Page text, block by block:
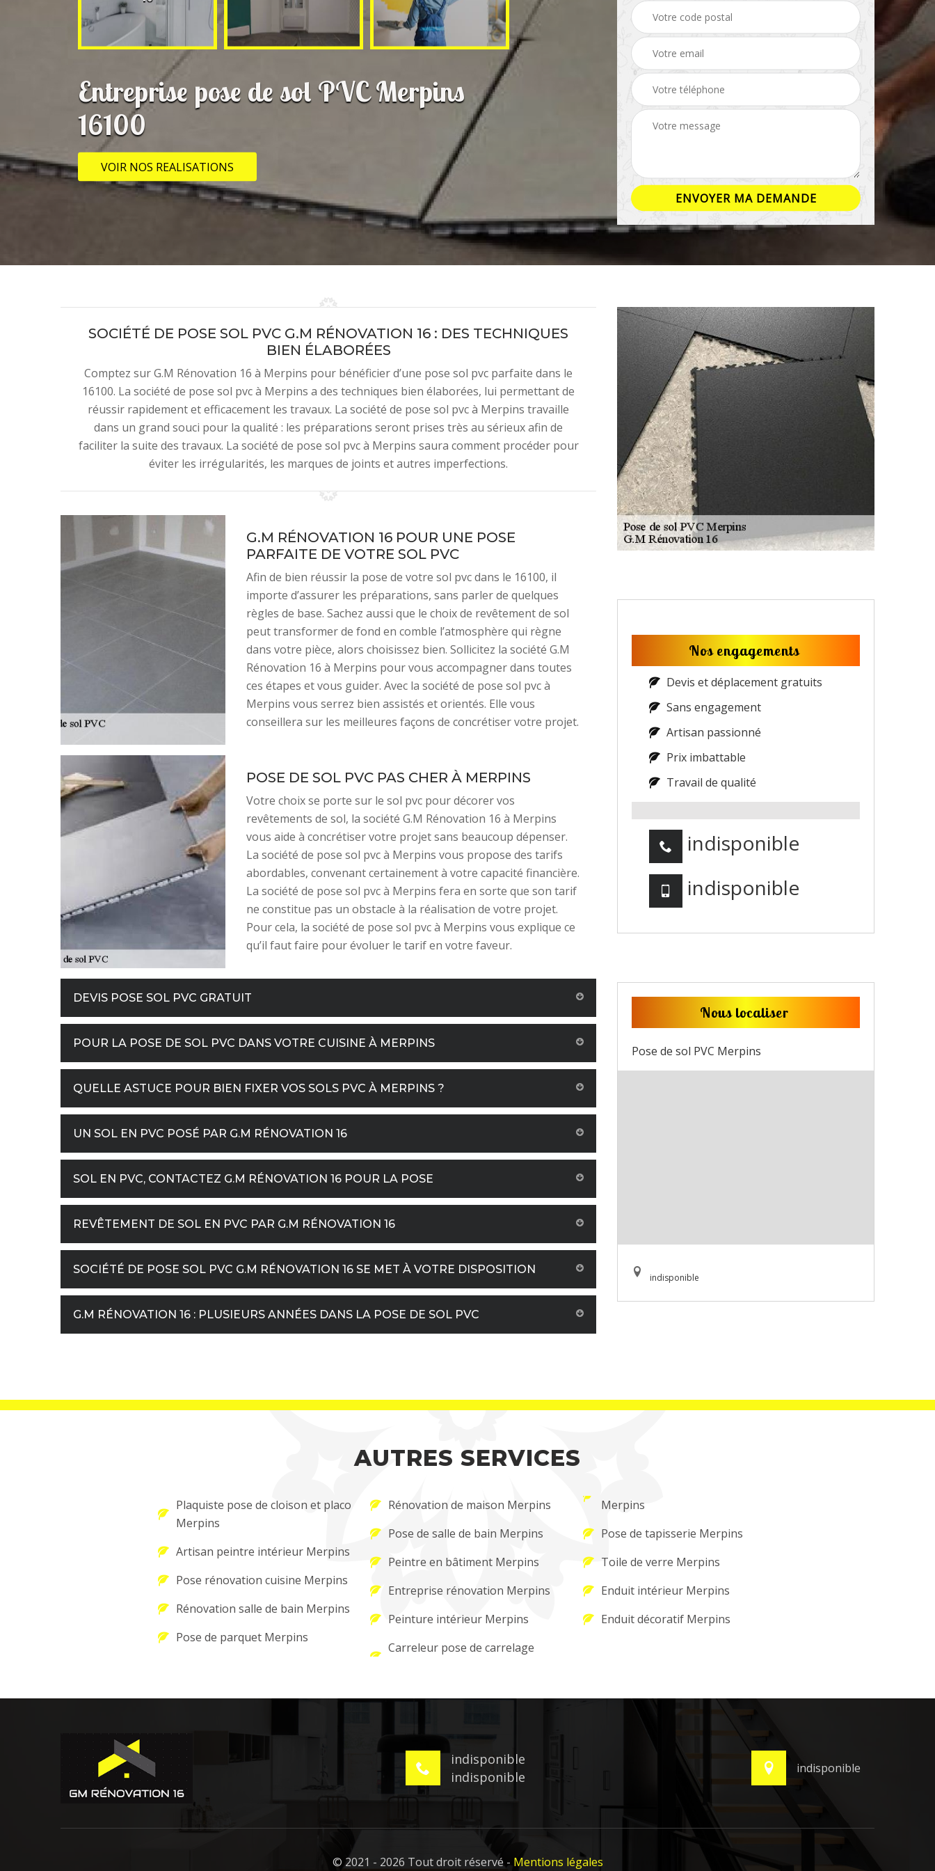
Entreprise pose de sol PVC Merpins
16100
VOIR NOS REALISATIONS
SOCIÉTÉ DE POSE SOL PVC G.M RÉNOVATION 16 : DES TECHNIQUES
BIEN ÉLABORÉES
Comptez sur G.M Rénovation 16 à Merpins pour bénéficier d’une pose sol pvc parfaite dans le
16100. La société de pose sol pvc à Merpins a des techniques bien élaborées, lui permettant de
réussir rapidement et efficacement les travaux. La société de pose sol pvc à Merpins travaille
dans un grand souci pour la qualité : les préparations seront prises très au sérieux afin de
faciliter la suite des travaux. La société de pose sol pvc à Merpins saura comment procéder pour
éviter les irrégularités, les marques de joints et autres imperfections.
G.M RÉNOVATION 16 POUR UNE POSE
PARFAITE DE VOTRE SOL PVC
Afin de bien réussir la pose de votre sol pvc dans le 16100, il
importe d’assurer les préparations, sans parler de quelques
règles de base. Sachez aussi que le choix de revêtement de sol
peut transformer de fond en comble l’atmosphère qui règne
dans votre pièce, alors choisissez bien. Sollicitez la société G.M
Rénovation 16 à Merpins pour vous accompagner dans toutes
ces étapes et vous guider. Avec la société de pose sol pvc à
Merpins vous serrez bien assistés et orientés. Elle vous
conseillera sur les meilleures façons de concrétiser votre projet.
POSE DE SOL PVC PAS CHER À MERPINS
Votre choix se porte sur le sol pvc pour décorer vos
revêtements de sol, la société G.M Rénovation 16 à Merpins
vous aide à concrétiser votre projet sans beaucoup dépenser.
La société de pose sol pvc à Merpins vous propose des tarifs
abordables, convenant certainement à votre capacité financière.
La société de pose sol pvc à Merpins fera en sorte que son tarif
ne constitue pas un obstacle à la réalisation de votre projet.
Pour cela, la société de pose sol pvc à Merpins vous explique ce
qu’il faut faire pour évoluer le tarif en votre faveur.
DEVIS POSE SOL PVC GRATUIT
POUR LA POSE DE SOL PVC DANS VOTRE CUISINE À MERPINS
QUELLE ASTUCE POUR BIEN FIXER VOS SOLS PVC À MERPINS ?
UN SOL EN PVC POSÉ PAR G.M RÉNOVATION 16
SOL EN PVC, CONTACTEZ G.M RÉNOVATION 16 POUR LA POSE
REVÊTEMENT DE SOL EN PVC PAR G.M RÉNOVATION 16
SOCIÉTÉ DE POSE SOL PVC G.M RÉNOVATION 16 SE MET À VOTRE DISPOSITION
G.M RÉNOVATION 16 : PLUSIEURS ANNÉES DANS LA POSE DE SOL PVC
Nos engagements
Devis et déplacement gratuits
Sans engagement
Artisan passionné
Prix imbattable
Travail de qualité
indisponible
indisponible
Nous localiser
Pose de sol PVC Merpins
indisponible
AUTRES SERVICES
Plaquiste pose de cloison et placo
Merpins
Artisan peintre intérieur Merpins
Pose rénovation cuisine Merpins
Rénovation salle de bain Merpins
Pose de parquet Merpins
Rénovation de maison Merpins
Pose de salle de bain Merpins
Peintre en bâtiment Merpins
Entreprise rénovation Merpins
Peinture intérieur Merpins
Carreleur pose de carrelage
Merpins
Pose de tapisserie Merpins
Toile de verre Merpins
Enduit intérieur Merpins
Enduit décoratif Merpins
indisponible
indisponible
indisponible
© 2021 - 2026 Tout droit réservé - Mentions légales